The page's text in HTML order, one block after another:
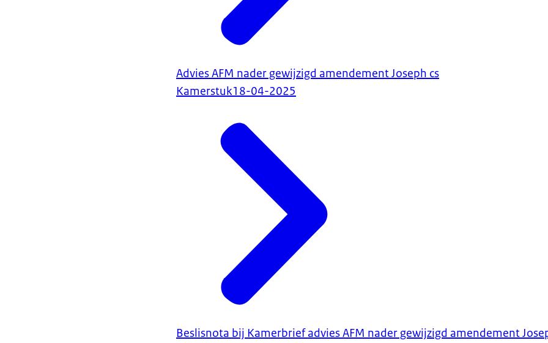
Advies AFM nader gewijzigd amendement Joseph cs
Kamerstuk18-04-2025
Beslisnota bij Kamerbrief advies AFM nader gewijzigd amendement